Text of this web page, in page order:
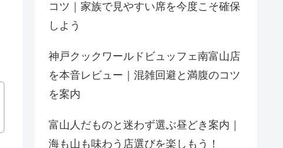
コツ｜家族で見やすい席を今度こそ確保
しよう
神戸クックワールドビュッフェ南富山店
を本音レビュー｜混雑回避と満腹のコツ
を案内
富山人だものと迷わず選ぶ昼どき案内｜
海も山も味わう店選びを楽しもう！